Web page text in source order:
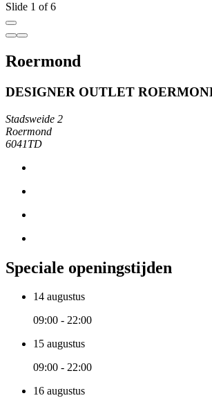
Slide 1 of 6
Roermond
DESIGNER OUTLET
Stadsweide 2
Roermond
6041TD
Speciale openingstijden
14 augustus
09:00 - 22:00
15 augustus
09:00 - 22:00
16 augustus